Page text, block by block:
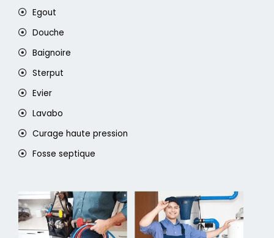
Egout
Douche
Baignoire
Sterput
Evier
Lavabo
Curage haute pression
Fosse septique